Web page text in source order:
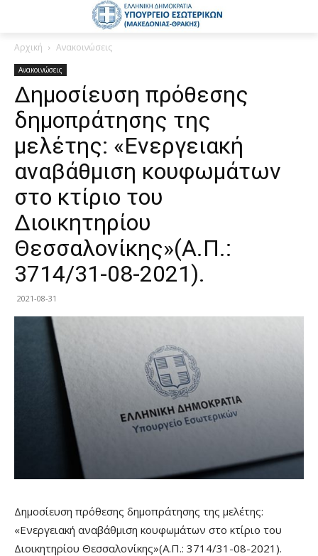
Αρχική Ανακοινώσεις
Ανακοινώσεις
Δημοσίευση πρόθεσης
δημοπράτησης της
μελέτης: «Ενεργειακή
αναβάθμιση κουφωμάτων
στο κτίριο του
Διοικητηρίου
Θεσσαλονίκης»(Α.Π.:
3714/31-08-2021).
2021-08-31
Δημοσίευση πρόθεσης δημοπράτησης της μελέτης:
«Ενεργειακή αναβάθμιση κουφωμάτων στο κτίριο του
Διοικητηρίου Θεσσαλονίκης»(Α.Π.: 3714/31-08-2021).